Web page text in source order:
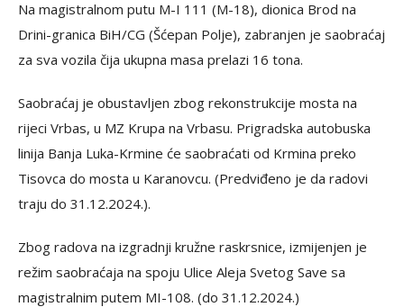
Na magistralnom putu M-I 111 (M-18), dionica Brod na
Drini-granica BiH/CG (Šćepan Polje), zabranjen je saobraćaj
za sva vozila čija ukupna masa prelazi 16 tona.
Saobraćaj je obustavljen zbog rekonstrukcije mosta na
rijeci Vrbas, u MZ Krupa na Vrbasu. Prigradska autobuska
linija Banja Luka-Krmine će saobraćati od Krmina preko
Tisovca do mosta u Karanovcu. (Predviđeno je da radovi
traju do 31.12.2024.).
Zbog radova na izgradnji kružne raskrsnice, izmijenjen je
režim saobraćaja na spoju Ulice Aleja Svetog Save sa
magistralnim putem MI-108. (do 31.12.2024.)